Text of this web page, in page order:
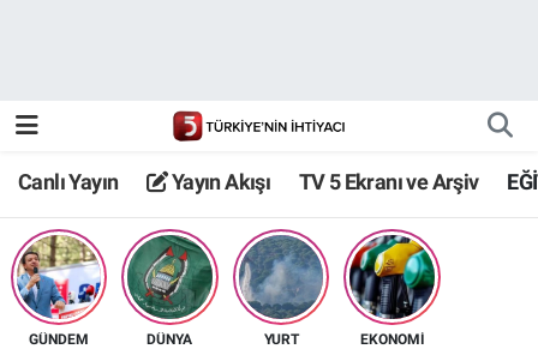
Canlı Yayın Yayın Akışı TV 5 Ekranı ve Arşiv
GÜNDEM DÜNYA YURT EKONOMİ
TV 5 Ekranı ve Arşiv